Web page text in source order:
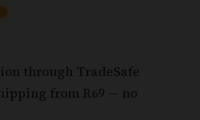
through TradeSafe
from R69 — no